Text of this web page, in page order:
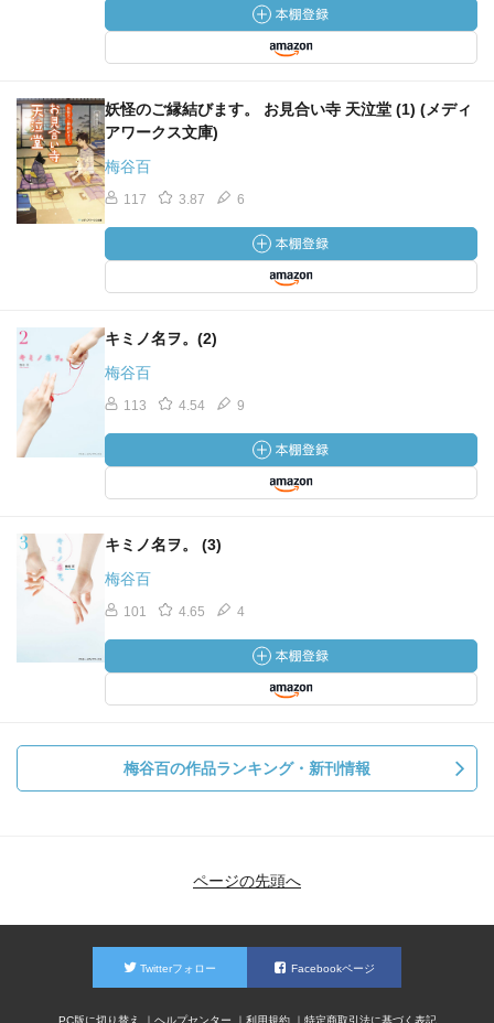
妖怪のご縁結びます。 お見合い寺 天泣堂 (1) (メディ
アワークス文庫)
梅谷百
117 3.87 6
キミノ名ヲ。(2)
梅谷百
113 4.54 9
キミノ名ヲ。 (3)
梅谷百
101 4.65 4
梅谷百の作品ランキング・新刊情報
ページの先頭へ
Twitterフォロー Facebookページ
PC版に切り替え ヘルプセンター 利用規約 特定商取引法に基づく表記